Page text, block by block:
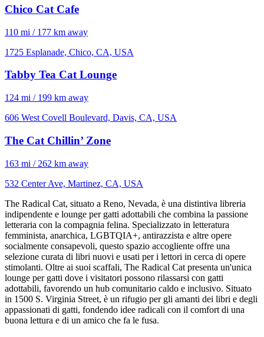
Chico Cat Cafe
110 mi / 177 km away
1725 Esplanade, Chico, CA, USA
Tabby Tea Cat Lounge
124 mi / 199 km away
606 West Covell Boulevard, Davis, CA, USA
The Cat Chillin’ Zone
163 mi / 262 km away
532 Center Ave, Martinez, CA, USA
The Radical Cat, situato a Reno, Nevada, è una distintiva libreria
indipendente e lounge per gatti adottabili che combina la passione
letteraria con la compagnia felina. Specializzato in letteratura
femminista, anarchica, LGBTQIA+, antirazzista e altre opere
socialmente consapevoli, questo spazio accogliente offre una
selezione curata di libri nuovi e usati per i lettori in cerca di opere
stimolanti. Oltre ai suoi scaffali, The Radical Cat presenta un'unica
lounge per gatti dove i visitatori possono rilassarsi con gatti
adottabili, favorendo un hub comunitario caldo e inclusivo. Situato
in 1500 S. Virginia Street, è un rifugio per gli amanti dei libri e degli
appassionati di gatti, fondendo idee radicali con il comfort di una
buona lettura e di un amico che fa le fusa.